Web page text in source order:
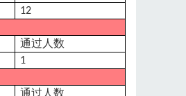
12
通过人数
1
通过人数